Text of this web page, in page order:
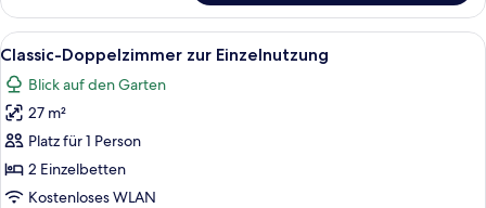
Doppelzimmer
zur
Einzelnutzung
Alle
Fotos
für
Classic-
Doppelzimmer
zur
Einzelnutzung
Ein Hotelzimmer mit einem großen
11
Classic-Doppelzimmer zur Einzelnutzung
Blick auf den Garten
27 m²
Platz für 1 Person
2 Einzelbetten
Kostenloses WLAN